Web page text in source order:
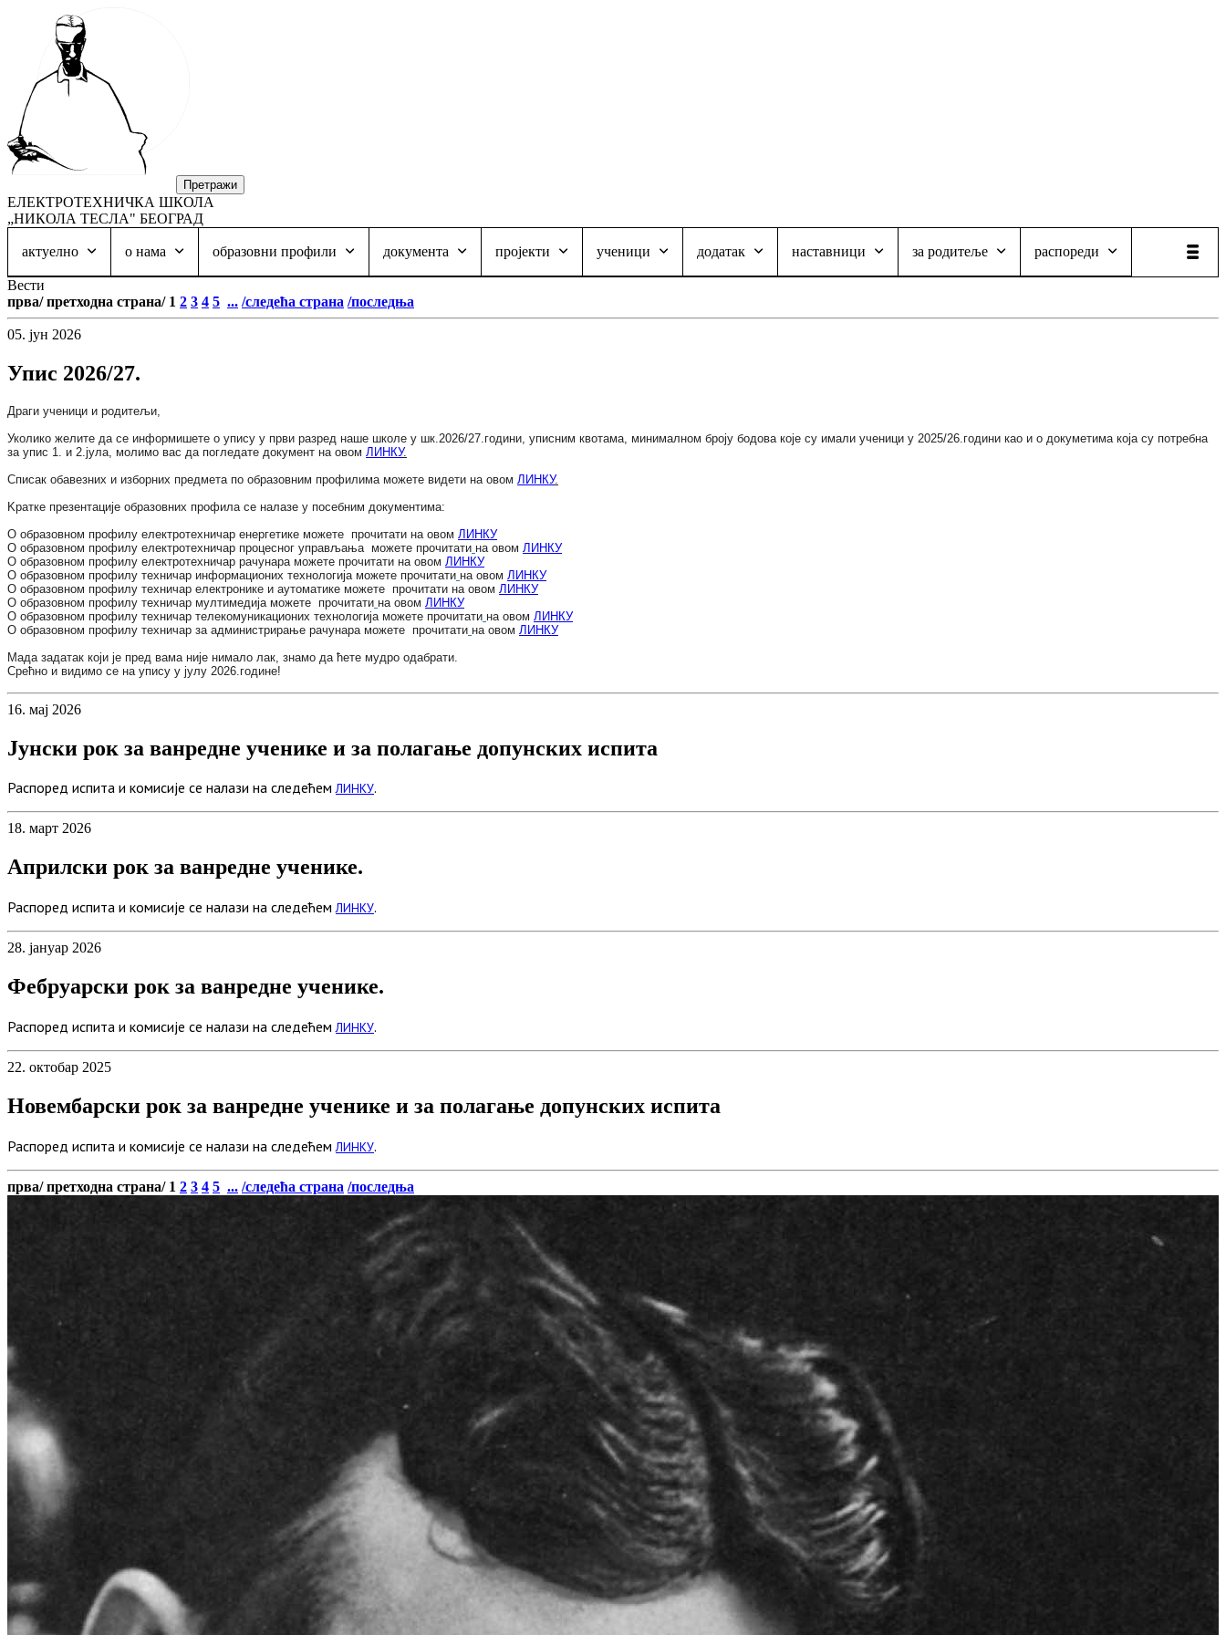
ЕЛЕКТРОТЕХНИЧКА ШКОЛА
„НИКОЛА ТЕСЛА" БЕОГРАД
актуелно о нама образовни профили документа пројекти ученици додатак наставници за родитеље распореди
Вести
прва/ претходна страна/ 1 2 3 4 5 ... /следећа страна /последња
05. јун 2026
Упис 2026/27.
Драги ученици и родитељи,
Уколико желите да се информишете о упису у први разред наше школе у шк.2026/27.години, уписним квотама, минималном броју бодова које су имали ученици у 2025/26.години као и о докуметима која су потребна
за упис 1. и 2.јула, молимо вас да погледате документ на овом ЛИНКУ.
Списак обавезних и изборних предмета по образовним профилима можете видети на овом ЛИНКУ.
Kратке презентације образовних профила се налазе у посебним документима:
О образовном профилу електротехничар енергетике можете прочитати на овом ЛИНКУ
О образовном профилу електротехничар процесног управљања можете прочитати на овом ЛИНКУ
О образовном профилу електротехничар рачунара можете прочитати на овом ЛИНКУ
О образовном профилу техничар информационих технологија можете прочитати на овом ЛИНКУ
О образовном профилу техничар електронике и аутоматике можете прочитати на овом ЛИНКУ
О образовном профилу техничар мултимедија можете прочитати на овом ЛИНКУ
О образовном профилу техничар телекомуникационих технологија можете прочитати на овом ЛИНКУ
О образовном профилу техничар за администрирање рачунара можете прочитати на овом ЛИНКУ
Мада задатак који је пред вама није нимало лак, знамо да ћете мудро одабрати.
Срећно и видимо се на упису у јулу 2026.године!
16. мај 2026
Јунски рок за ванредне ученике и за полагање допунских испита
Распоред испита и комисије се налази на следећемЛИНКУ.
18. март 2026
Априлски рок за ванредне ученике.
Распоред испита и комисије се налази на следећемЛИНКУ.
28. јануар 2026
Фебруарски рок за ванредне ученике.
Распоред испита и комисије се налази на следећемЛИНКУ.
22. октобар 2025
Новембарски рок за ванредне ученике и за полагање допунских испита
Распоред испита и комисије се налази на следећем ЛИНКУ.
прва/ претходна страна/ 1 2 3 4 5 ... /следећа страна /последња